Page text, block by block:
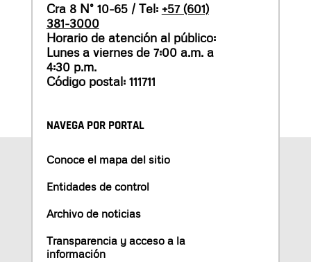
Cra 8 N° 10-65 / Tel: +57 (601)
381-3000
Horario de atención al público:
Lunes a viernes de 7:00 a.m. a
4:30 p.m.
Código postal: 111711
NAVEGA POR PORTAL
Conoce el mapa del sitio
Entidades de control
Archivo de noticias
Transparencia y acceso a la
información